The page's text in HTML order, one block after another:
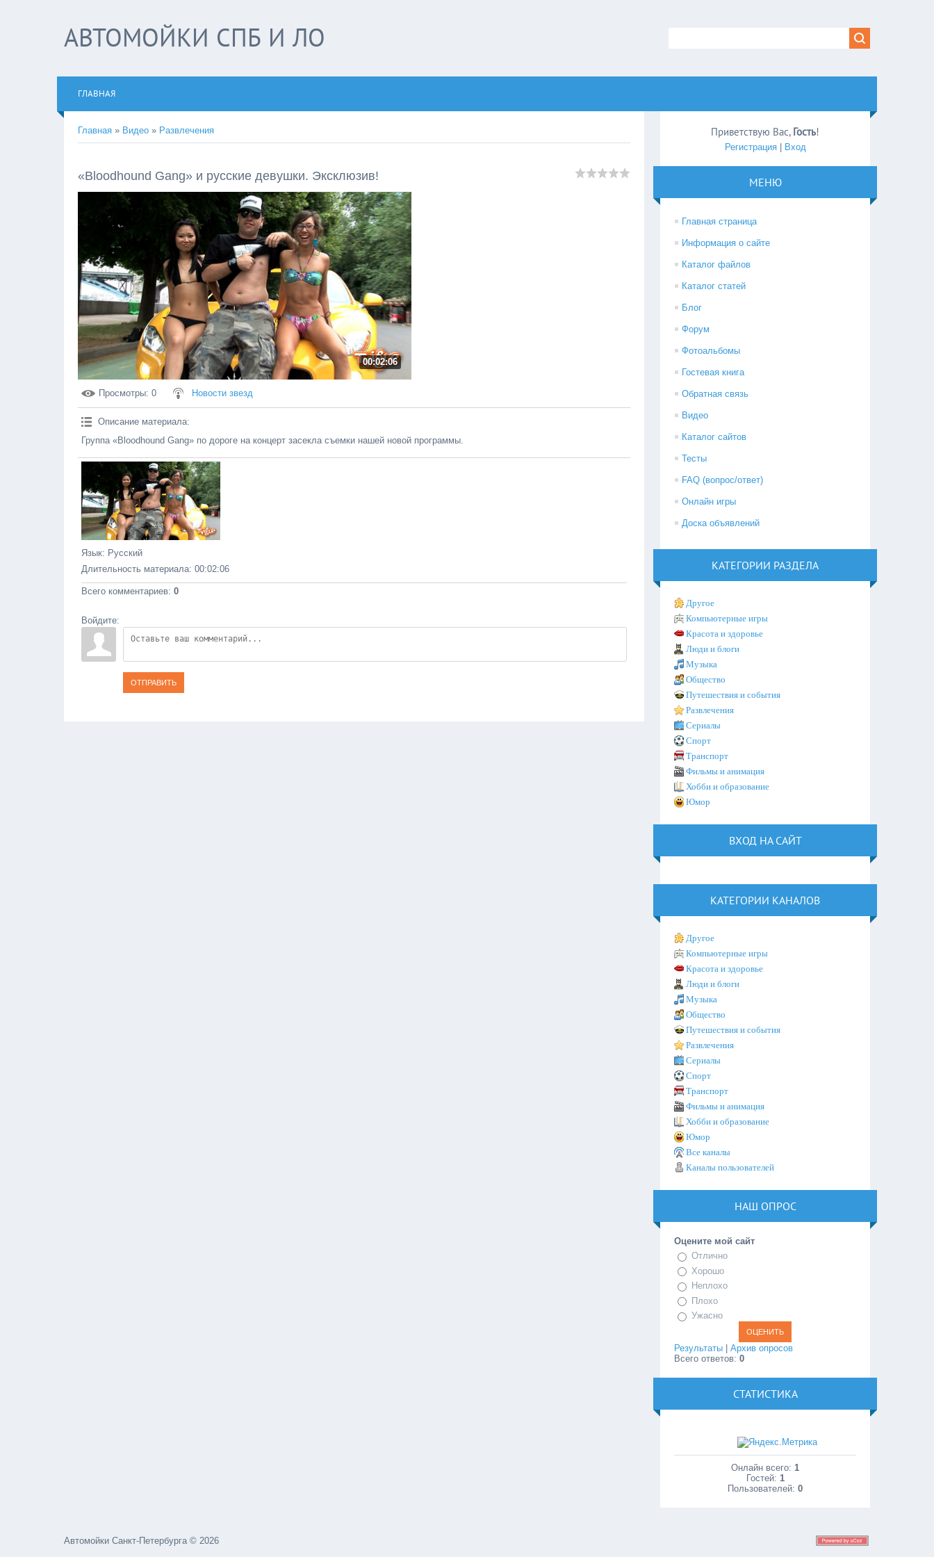
АВТОМОЙКИ СПБ И ЛО
ГЛАВНАЯ
Главная » Видео » Развлечения
«Bloodhound Gang» и русские девушки. Эксклюзив!
00:02:06
Просмотры: 0 Новости звезд
Описание материала:
Группа «Bloodhound Gang» по дороге на концерт засекла съемки нашей новой программы.
Язык: Русский
Длительность материала: 00:02:06
Всего комментариев: 0
Войдите:
ОТПРАВИТЬ
Приветствую Вас, Гость!
Регистрация| Вход
МЕНЮ
Главная страница
Информация о сайте
Каталог файлов
Каталог статей
Блог
Форум
Фотоальбомы
Гостевая книга
Обратная связь
Видео
Каталог сайтов
Тесты
FAQ (вопрос/ответ)
Онлайн игры
Доска объявлений
КАТЕГОРИИ РАЗДЕЛА
Другое
Компьютерные игры
Красота и здоровье
Люди и блоги
Музыка
Общество
Путешествия и события
Развлечения
Сериалы
Спорт
Транспорт
Фильмы и анимация
Хобби и образование
Юмор
ВХОД НА САЙТ
КАТЕГОРИИ КАНАЛОВ
Другое
Компьютерные игры
Красота и здоровье
Люди и блоги
Музыка
Общество
Путешествия и события
Развлечения
Сериалы
Спорт
Транспорт
Фильмы и анимация
Хобби и образование
Юмор
Все каналы
Каналы пользователей
НАШ ОПРОС
Оцените мой сайт
Отлично
Хорошо
Неплохо
Плохо
Ужасно
Результаты |Архив опросов
Всего ответов:0
СТАТИСТИКА
Онлайн всего: 1
Гостей: 1
Пользователей:0
Автомойки Санкт-Петербурга © 2026